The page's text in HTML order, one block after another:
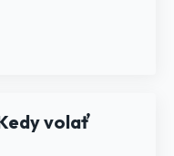
volať